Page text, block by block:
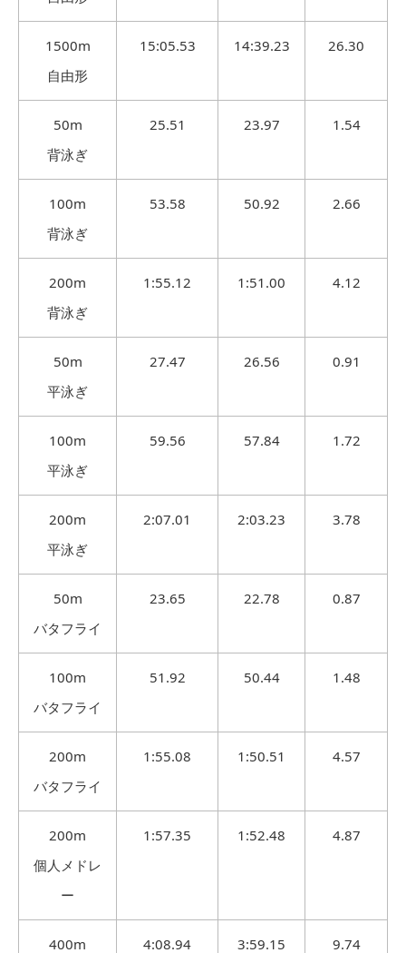
1500m
自由形
15:05.53 14:39.23 26.30
50m
背泳ぎ
25.51 23.97 1.54
100m
背泳ぎ
53.58 50.92 2.66
200m
背泳ぎ
1:55.12 1:51.00 4.12
50m
平泳ぎ
27.47 26.56 0.91
100m
平泳ぎ
59.56 57.84 1.72
200m
平泳ぎ
2:07.01 2:03.23 3.78
50m
バタフライ
23.65 22.78 0.87
100m
バタフライ
51.92 50.44 1.48
200m
バタフライ
1:55.08 1:50.51 4.57
200m
個人メドレ
ー
1:57.35 1:52.48 4.87
400m
4:08.94 3:59.15 9.74